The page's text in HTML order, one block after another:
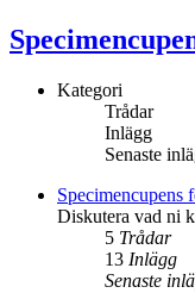
Kategori
Trådar
Inlägg
Senaste
Specimencupens
Diskutera vad ni
5 Trådar
13 Inlägg
Senaste